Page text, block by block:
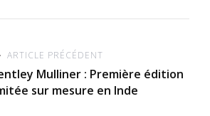
ARTICLE PRÉCÉDENT
Mulliner : Première édition
sur mesure en Inde